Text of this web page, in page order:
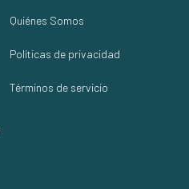
Quiénes Somos
Políticas de privacidad
Términos de servicio